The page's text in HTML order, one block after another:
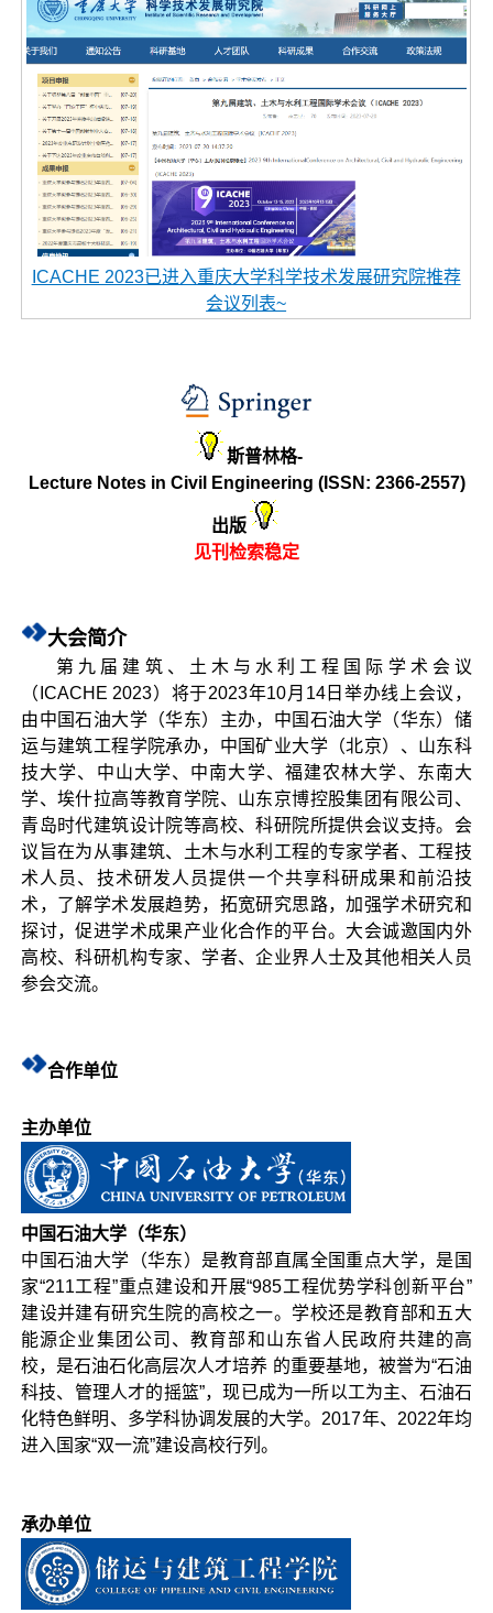
ICACHE 2023已进入重庆大学科学技术发展研究院推荐
会议列表~
斯普林格-
Lecture Notes in Civil Engineering (ISSN: 2366-2557)
出版
见刊检索稳定
大会简介
第九届建筑、土木与水利工程国际学术会议
（ICACHE 2023）将于2023年10月14日举办线上会议，
由中国石油大学（华东）主办，中国石油大学（华东）储
运与建筑工程学院承办，中国矿业大学（北京）、山东科
技大学、中山大学、中南大学、福建农林大学、东南大
学、埃什拉高等教育学院、山东京博控股集团有限公司、
青岛时代建筑设计院等高校、科研院所提供会议支持。会
议旨在为从事建筑、土木与水利工程的专家学者、工程技
术人员、技术研发人员提供一个共享科研成果和前沿技
术，了解学术发展趋势，拓宽研究思路，加强学术研究和
探讨，促进学术成果产业化合作的平台。大会诚邀国内外
高校、科研机构专家、学者、企业界人士及其他相关人员
参会交流。
合作单位
主办单位
中国石油大学（华东）
中国石油大学（华东）是教育部直属全国重点大学，是国
家“211工程”重点建设和开展“985工程优势学科创新平台”
建设并建有研究生院的高校之一。学校还是教育部和五大
能源企业集团公司、教育部和山东省人民政府共建的高
校，是石油石化高层次人才培养 的重要基地，被誉为“石油
科技、管理人才的摇篮”，现已成为一所以工为主、石油石
化特色鲜明、多学科协调发展的大学。2017年、2022年均
进入国家“双一流”建设高校行列。
承办单位